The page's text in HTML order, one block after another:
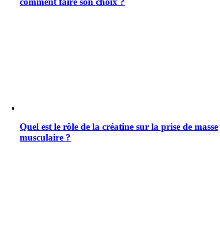
Quel est le rôle de la créatine sur la prise de masse
musculaire ?